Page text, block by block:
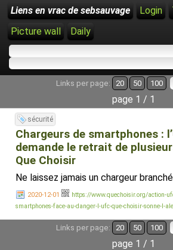
Liens en vrac de sebsauvage Login
Picture wall
Daily
Links per page: 20 50 100
page 1 / 1
sécurité
Chargeurs de smartphones :
demande le retrait de
Que Choisir
Ne laissez jamais un chargeur
2020-12-01
https://www.quechoisir.org/action-
smartphones-face-au-danger-l-ufc-que-choisir-sonne-l-
Links per page: 20 50 100
page 1 / 1